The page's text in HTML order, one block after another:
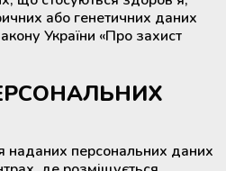
або генетичних даних
України «Про захист
наданих персональних даних